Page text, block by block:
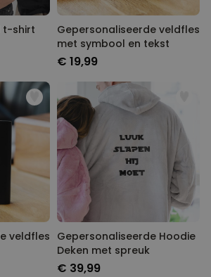
t-shirt
Gepersonaliseerde veldfles
met symbool en tekst
€ 19,99
veldfles Gepersonaliseerde Hoodie
Deken met spreuk
€ 39,99